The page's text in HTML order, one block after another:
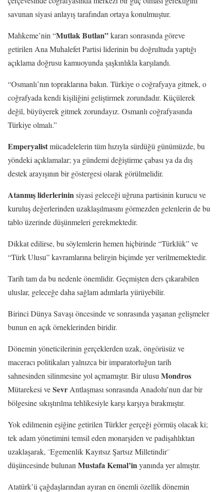
savunan siyasi anlayış tarafından ortaya konulmuştur.
Mahkeme’nin “Mutlak Butlan”kararı sonrasında göreve
getirilen Ana Muhalefet Partisi liderinin bu doğrultuda yaptığı
açıklama doğrusu kamuoyunda şaşkınlıkla karşılandı.
“Osmanlı’nın topraklarına bakın. Türkiye o coğrafyaya gitmek, o
coğrafyada kendi kişiliğini geliştirmek zorundadır. Küçülerek
değil, büyüyerek gitmek zorundayız. Osmanlı coğrafyasında
Türkiye olmalı.”
Emperyalistmücadelelerin tüm hızıyla sürdüğü günümüzde, bu
yöndeki açıklamalar; ya gündemi değiştirme çabası ya da dış
destek arayışının bir göstergesi olarak görülmelidir.
Atanmış liderlerininsiyasi geleceği uğruna partisinin kurucu ve
kuruluş değerlerinden uzaklaşılmasını görmezden gelenlerin de bu
tablo üzerinde düşünmeleri gerekmektedir.
Dikkat edilirse, bu söylemlerin hemen hiçbirinde “Türklük” ve
“Türk Ulusu” kavramlarına belirgin biçimde yer verilmemektedir.
Tarih tam da bu nedenle önemlidir. Geçmişten ders çıkarabilen
uluslar, geleceğe daha sağlam adımlarla yürüyebilir.
Birinci Dünya Savaşı öncesinde ve sonrasında yaşanan gelişmeler
bunun en açık örneklerinden biridir.
Dönemin yöneticilerinin gerçeklerden uzak, öngörüsüz ve
maceracı politikaları yalnızca bir imparatorluğun tarih
sahnesinden silinmesine yol açmamıştır. Bir ulusu Mondros
Mütarekesi veSevr Antlaşması sonrasında Anadolu’nun dar bir
bölgesine sıkıştırılma tehlikesiyle karşı karşıya bırakmıştır.
Yok edilmenin eşiğine getirilen Türkler gerçeği görmüş olacak ki;
tek adam yönetimini temsil eden monarşiden ve padişahlıktan
uzaklaşarak, ¨Egemenlik Kayıtsız Şartsız Milletindir¨
düşüncesinde bulunan Mustafa Kemal’inyanında yer almıştır.
Atatürk’ü çağdaşlarından ayıran en önemli özellik dönemin